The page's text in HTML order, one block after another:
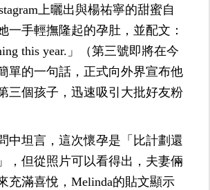
上曬出與楊祐寧的甜蜜自
一手輕撫隆起的孕肚，並配文：
this year.」（第三號即將在今
單的一句話，正式向外界宣布他
三個孩子，迅速吸引大批好友粉
中坦言，這次懷孕是「比計劃還
，但從照片可以看得出，夫妻倆
充滿喜悅，Melinda的貼文顯示